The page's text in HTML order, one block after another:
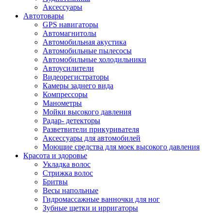
Аксессуары
Автотовары
GPS навигаторы
Автомагнитолы
Автомобильная акустика
Автомобильные пылесосы
Автомобильные холодильники
Автоусилители
Видеорегистраторы
Камеры заднего вида
Компрессоры
Манометры
Мойки высокого давления
Радар- детекторы
Разветвители прикуривателя
Аксессуары для автомобилей
Моющие средства для моек высокого давления
Красота и здоровье
Укладка волос
Стрижка волос
Бритвы
Весы напольные
Гидромассажные ванночки для ног
Зубные щетки и ирригаторы